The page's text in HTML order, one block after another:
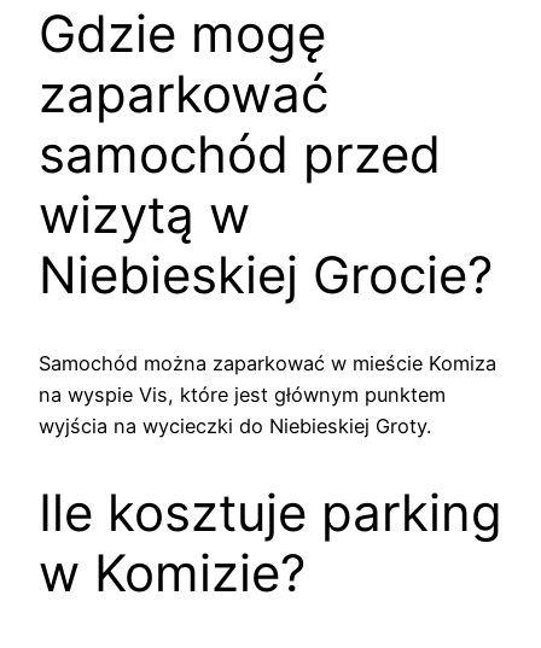
Gdzie mogę
zaparkować
samochód przed
wizytą w
Niebieskiej Grocie?
Samochód można zaparkować w mieście Komiza
na wyspie Vis, które jest głównym punktem
wyjścia na wycieczki do Niebieskiej Groty.
Ile kosztuje parking
w Komizie?